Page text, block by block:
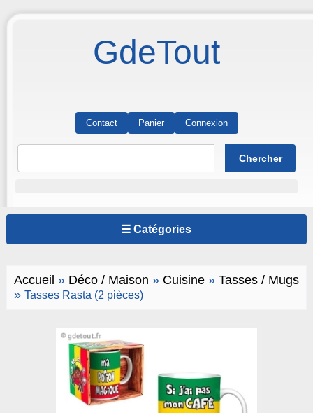
GdeTout
Contact Panier Connexion
☰ Catégories
Accueil » Déco / Maison » Cuisine» Tasses / Mugs
» Tasses Rasta (2 pièces)